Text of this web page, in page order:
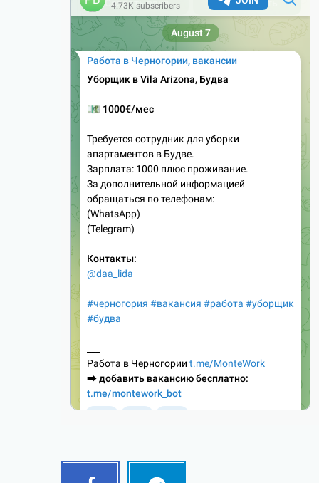
Facebook Telegram